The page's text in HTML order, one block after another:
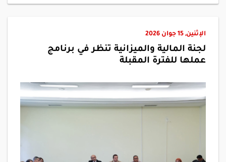
الإثنين, 15 جوان 2026
لجنة المالية والميزانية تنظر في برنامج
عملها للفترة المقبلة